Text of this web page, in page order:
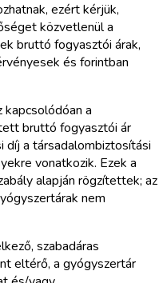
ezért kérjük,
közvetlenül a
bruttó fogyasztói árak,
és forintban
a
bruttó fogyasztói ár
díj a társadalombiztosítási
vonatkozik. Ezek a
alapján rögzítettek; az
nem
szabadáras
eltérő, a gyógyszertár